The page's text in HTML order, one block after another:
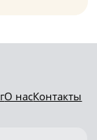
О насКонтакты